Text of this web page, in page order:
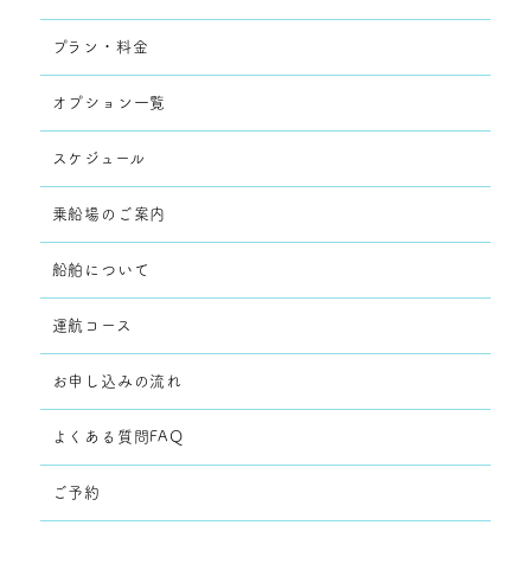
プラン・料金
オプション一覧
スケジュール
乗船場のご案内
船舶について
運航コース
お申し込みの流れ
よくある質問FAQ
ご予約